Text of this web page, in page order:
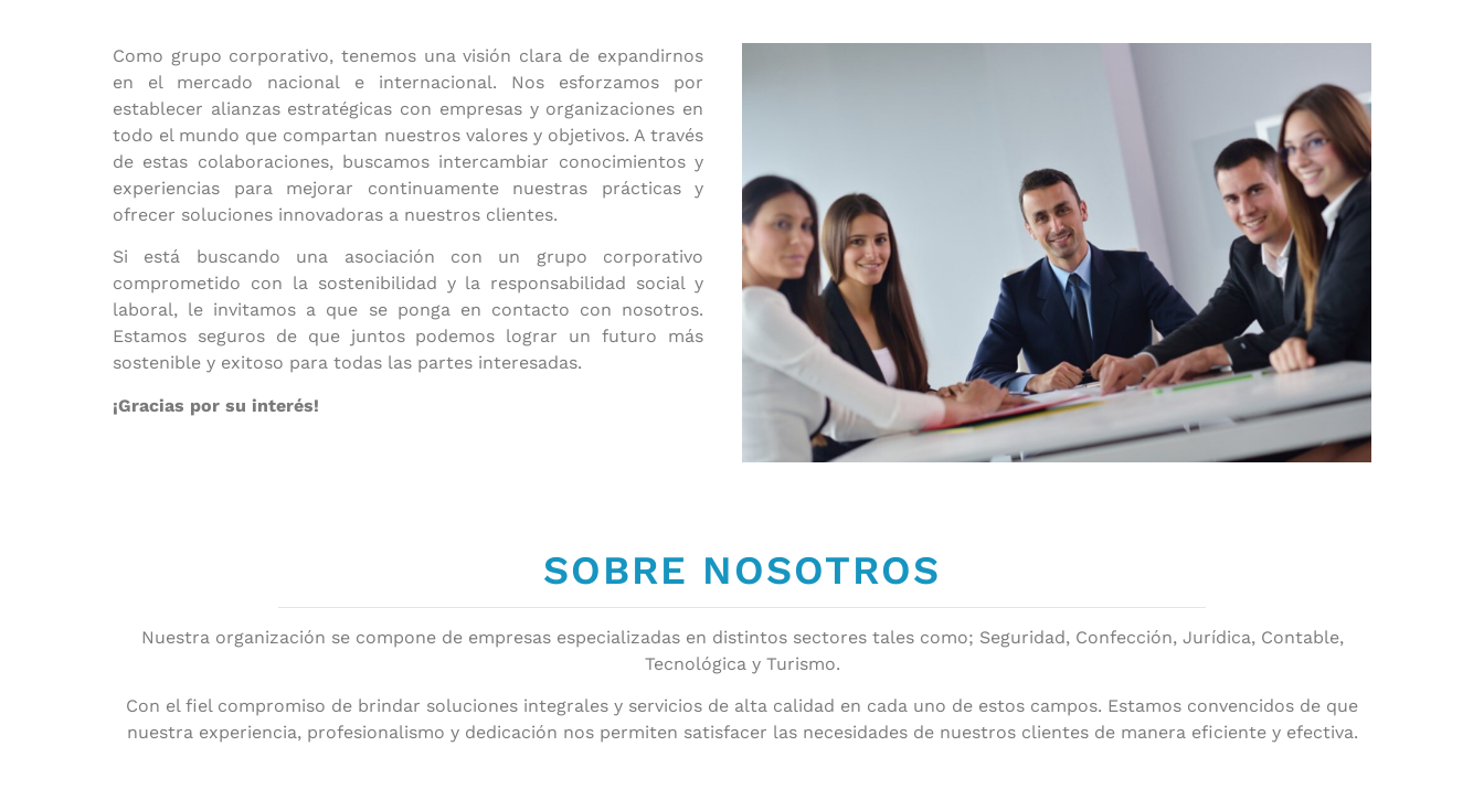
Como grupo corporativo, tenemos una visión clara de expandirnos
en el mercado nacional e internacional. Nos esforzamos por
establecer alianzas estratégicas con empresas y organizaciones en
todo el mundo que compartan nuestros valores y objetivos. A través
de estas colaboraciones, buscamos intercambiar conocimientos y
experiencias para mejorar continuamente nuestras prácticas y
ofrecer soluciones innovadoras a nuestros clientes.
Si está buscando una asociación con un grupo corporativo
comprometido con la sostenibilidad y la responsabilidad social y
laboral, le invitamos a que se ponga en contacto con nosotros.
Estamos seguros de que juntos podemos lograr un futuro más
sostenible y exitoso para todas las partes interesadas.
¡Gracias por su interés!
SOBRE NOSOTROS
Nuestra organización se compone de empresas especializadas en distintos sectores tales como; Seguridad, Confección, Jurídica, Contable,
Tecnológica y Turismo.
Con el fiel compromiso de brindar soluciones integrales y servicios de alta calidad en cada uno de estos campos. Estamos convencidos de que
nuestra experiencia, profesionalismo y dedicación nos permiten satisfacer las necesidades de nuestros clientes de manera eficiente y efectiva.